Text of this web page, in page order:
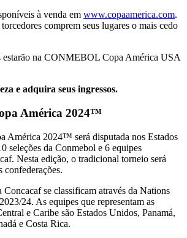
à venda em www.copaamerica.com.
comprem seus lugares o mais cedo
estarão na CONMEBOL Copa América USA
e adquira seus ingressos.
América 2024™
América 2024™️ será disputada nos Estados
seleções da Conmebol e 6 equipes
Nesta edição, o tradicional torneio será
confederações.
Concacaf se classificam através da Nations
24. As equipes que representam as
e Caribe são Estados Unidos, Panamá,
e Costa Rica.